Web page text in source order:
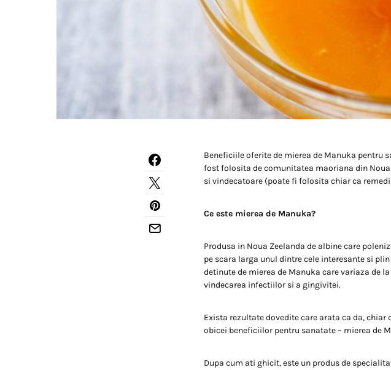
Beneficiile oferite de mierea de Manuka pentru
fost folosita de comunitatea maoriana din
si vindecatoare (poate fi folosita chiar ca
Ce este mierea de Manuka?
Produsa in Noua Zeelanda de albine care
pe scara larga unul dintre cele interesante si
detinute de mierea de Manuka care variaza de
vindecarea infectiilor si a gingivitei.
Exista rezultate dovedite care arata ca da, chiar
obicei beneficiilor pentru sanatate – mierea de
Dupa cum ati ghicit, este un produs de